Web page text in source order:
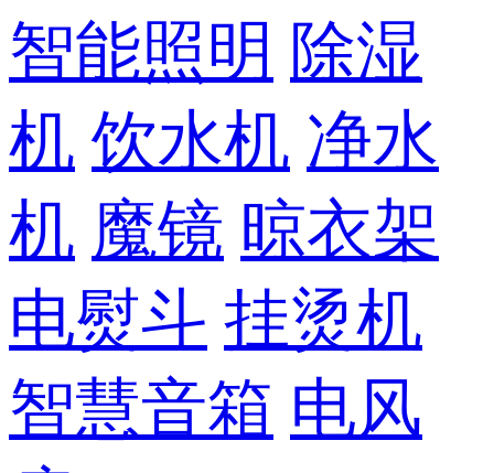
智能照明 除湿
机 饮水机 净水
机 魔镜 晾衣架
电熨斗 挂烫机
智慧音箱 电风